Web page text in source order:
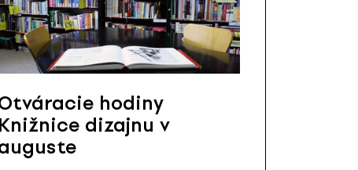
hodiny
Knižnice dizajnu v